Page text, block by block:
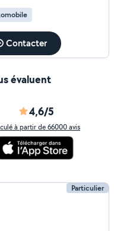
Contacter
évaluent
4,6/5
à partir de 66000 avis
Particulier